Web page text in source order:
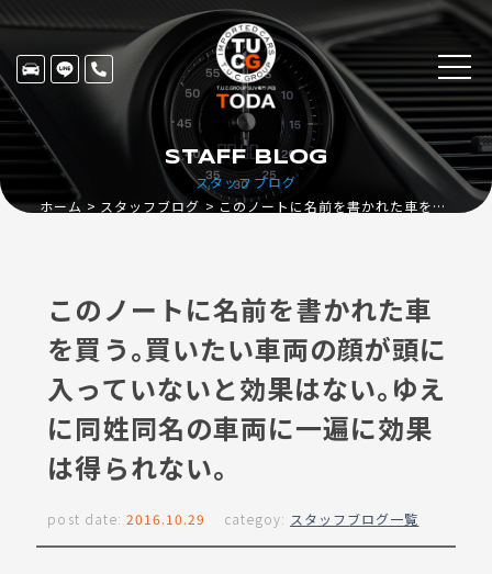
スタッフブログ
STAFF BLOG
ホーム スタッフブログ このノートに名前を書かれた車を買う｡買いたい車両の顔が頭に入っていないと効果はない｡ゆえに同姓同名の車両に一遍に効果は得られない｡
このノートに名前を書かれた車
を買う｡買いたい車両の顔が頭に
入っていないと効果はない｡ゆえ
に同姓同名の車両に一遍に効果
は得られない｡
post date: 2016.10.29 categoy: スタッフブログ一覧